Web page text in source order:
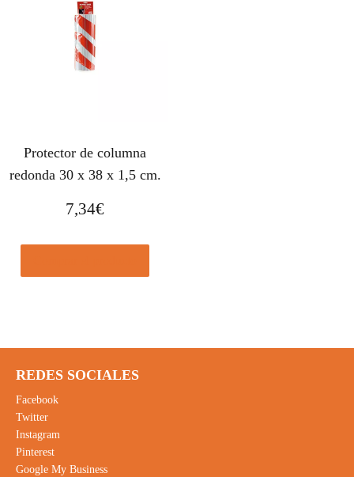
Protector de columna
redonda 30 x 38 x 1,5 cm.
7,34€
REDES SOCIALES
Facebook
Twitter
Instagram
Pinterest
Google My Business